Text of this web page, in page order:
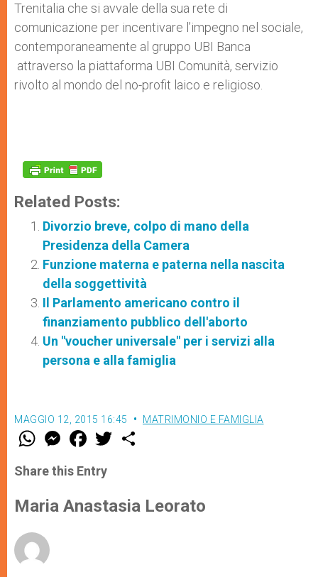
Trenitalia che si avvale della sua rete di
comunicazione per incentivare l’impegno nel sociale,
contemporaneamente al gruppo UBI Banca
attraverso la piattaforma UBI Comunità, servizio
rivolto al mondo del no-profit laico e religioso.
Related Posts:
Divorzio breve, colpo di mano della
Presidenza della Camera
Funzione materna e paterna nella nascita
della soggettività
Il Parlamento americano contro il
finanziamento pubblico dell'aborto
Un "voucher universale" per i servizi alla
persona e alla famiglia
MAGGIO 12, 2015 16:45 MATRIMONIO E FAMIGLIA
W
t
s
p
p
M
e
s
e
g
e
F
a
e
b
o
k
w
r
Share this Entry
Maria Anastasia Leorato